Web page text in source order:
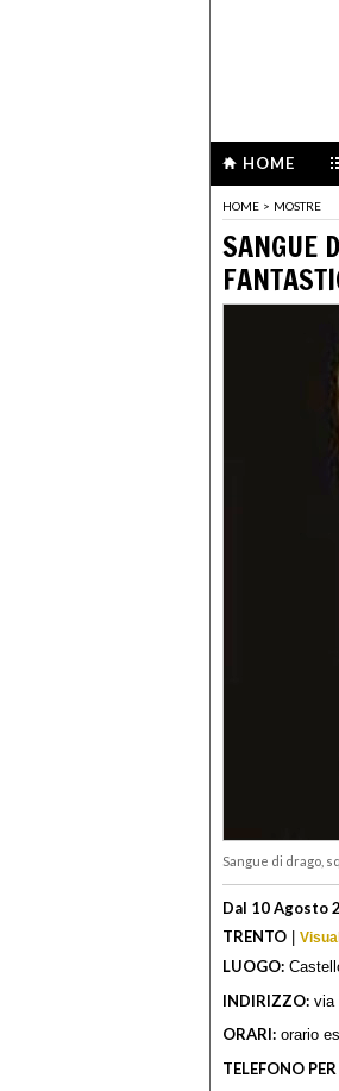
HOME
HOME > MOSTRE
SANGUE
Sangue di drago,
Dal 10 Agosto
TRENTO |
LUOGO:
INDIRIZZO: via
ORARI: orario
TELEFONO